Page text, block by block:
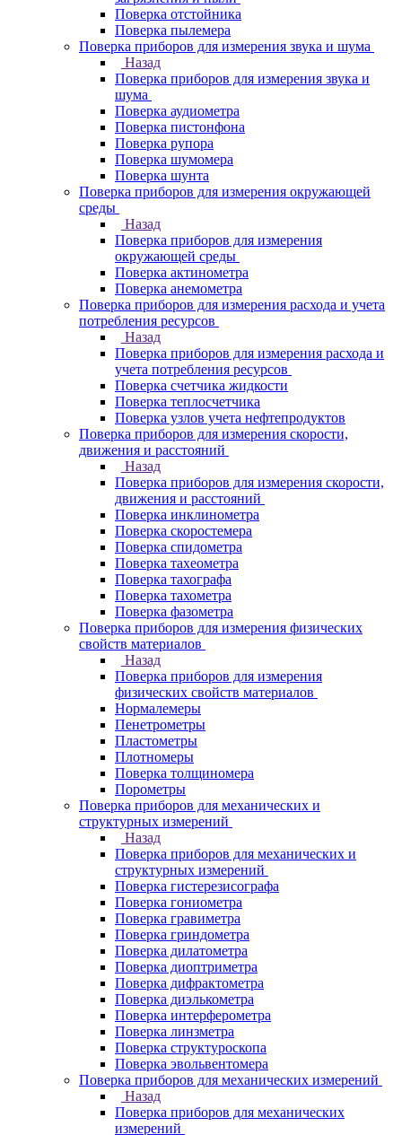
Поверка отстойника
Поверка пылемера
Поверка приборов для измерения звука и шума
Назад
Поверка приборов для измерения звука и
шума
Поверка аудиометра
Поверка пистонфона
Поверка рупора
Поверка шумомера
Поверка шунта
Поверка приборов для измерения окружающей
среды
Назад
Поверка приборов для измерения
окружающей среды
Поверка актинометра
Поверка анемометра
Поверка приборов для измерения расхода и учета
потребления ресурсов
Назад
Поверка приборов для измерения расхода и
учета потребления ресурсов
Поверка счетчика жидкости
Поверка теплосчетчика
Поверка узлов учета нефтепродуктов
Поверка приборов для измерения скорости,
движения и расстояний
Назад
Поверка приборов для измерения скорости,
движения и расстояний
Поверка инклинометра
Поверка скоростемера
Поверка спидометра
Поверка тахеометра
Поверка тахографа
Поверка тахометра
Поверка фазометра
Поверка приборов для измерения физических
свойств материалов
Назад
Поверка приборов для измерения
физических свойств материалов
Нормалемеры
Пенетрометры
Пластометры
Плотномеры
Поверка толщиномера
Порометры
Поверка приборов для механических и
структурных измерений
Назад
Поверка приборов для механических и
структурных измерений
Поверка гистерезисографа
Поверка гониометра
Поверка гравиметра
Поверка гриндометра
Поверка дилатометра
Поверка диоптриметра
Поверка дифрактометра
Поверка диэлькометра
Поверка интерферометра
Поверка линзметра
Поверка структуроскопа
Поверка эвольвентомера
Поверка приборов для механических измерений
Назад
Поверка приборов для механических
измерений